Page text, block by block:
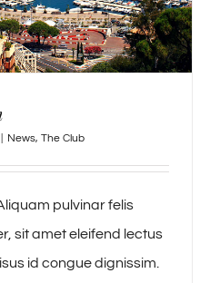
News, The Club
pulvinar felis
sit amet eleifend lectus
id congue dignissim.